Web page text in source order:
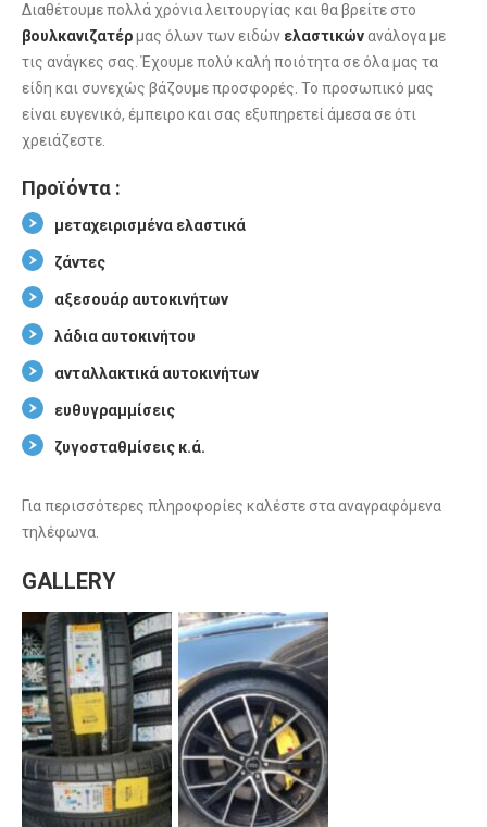
Διαθέτουμε πολλά χρόνια λειτουργίας και θα βρείτε στο
βουλκανιζατέρμας όλων των ειδών ελαστικώνανάλογα με
τις ανάγκες σας. Έχουμε πολύ καλή ποιότητα σε όλα μας τα
είδη και συνεχώς βάζουμε προσφορές. Το προσωπικό μας
είναι ευγενικό, έμπειρο και σας εξυπηρετεί άμεσα σε ότι
χρειάζεστε.
Προϊόντα :
μεταχειρισμένα ελαστικά
ζάντες
αξεσουάρ αυτοκινήτων
λάδια αυτοκινήτου
ανταλλακτικά αυτοκινήτων
ευθυγραμμίσεις
ζυγοσταθμίσεις κ.ά.
Για περισσότερες πληροφορίες καλέστε στα αναγραφόμενα
τηλέφωνα.
GALLERY